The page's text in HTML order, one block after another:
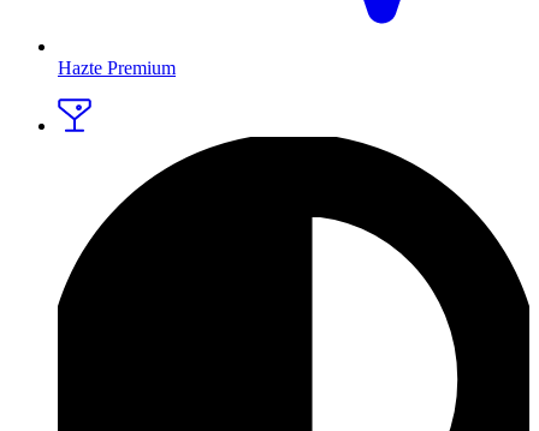
Hazte Premium